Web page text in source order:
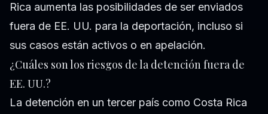
Rica aumenta las posibilidades de ser enviados
fuera de EE. UU. para la deportación, incluso si
sus casos están activos o en apelación.
¿Cuáles son los riesgos de la detención fuera de
EE. UU.?
La detención en un tercer país como Costa Rica